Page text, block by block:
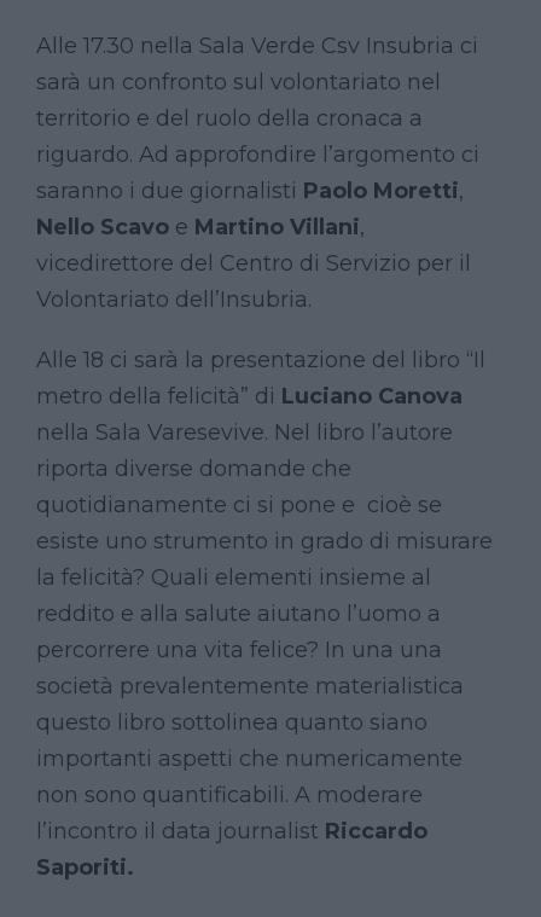
Alle 17.30 nella Sala Verde Csv Insubria ci
sarà un confronto sul volontariato nel
territorio e del ruolo della cronaca a
riguardo. Ad approfondire l’argomento ci
saranno i due giornalisti Paolo Moretti,
Nello Scavo e Martino Villani,
vicedirettore del Centro di Servizio per il
Volontariato dell’Insubria.
Alle 18 ci sarà la presentazione del libro “Il
metro della felicità” di Luciano Canova
nella Sala Varesevive. Nel libro l’autore
riporta diverse domande che
quotidianamente ci si pone e cioè se
esiste uno strumento in grado di misurare
la felicità? Quali elementi insieme al
reddito e alla salute aiutano l’uomo a
percorrere una vita felice? In una una
società prevalentemente materialistica
questo libro sottolinea quanto siano
importanti aspetti che numericamente
non sono quantificabili. A moderare
l’incontro il data journalist Riccardo
Saporiti.